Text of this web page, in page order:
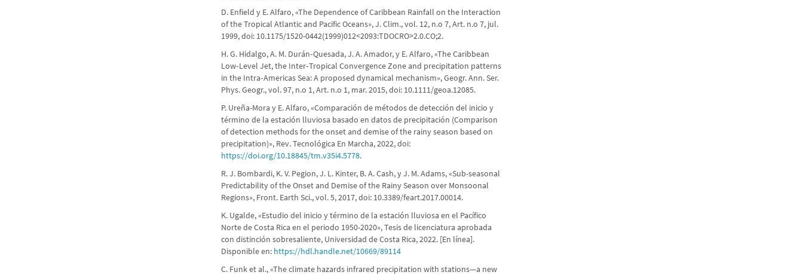
D. Enfield y E. Alfaro, «The Dependence of Caribbean Rainfall on the Interaction
of the Tropical Atlantic and Pacific Oceans», J. Clim., vol. 12, n.o 7, Art. n.o 7, jul.
1999, doi: 10.1175/1520-0442(1999)012<2093:TDOCRO>2.0.CO;2.
H. G. Hidalgo, A. M. Durán‐Quesada, J. A. Amador, y E. Alfaro, «The Caribbean
Low‐Level Jet, the Inter‐Tropical Convergence Zone and precipitation patterns
in the Intra‐Americas Sea: A proposed dynamical mechanism», Geogr. Ann. Ser.
Phys. Geogr., vol. 97, n.o 1, Art. n.o 1, mar. 2015, doi: 10.1111/geoa.12085.
P. Ureña-Mora y E. Alfaro, «Comparación de métodos de detección del inicio y
término de la estación lluviosa basado en datos de precipitación (Comparison
of detection methods for the onset and demise of the rainy season based on
precipitation)», Rev. Tecnológica En Marcha, 2022, doi:
https://doi.org/10.18845/tm.v35i4.5778.
R. J. Bombardi, K. V. Pegion, J. L. Kinter, B. A. Cash, y J. M. Adams, «Sub-seasonal
Predictability of the Onset and Demise of the Rainy Season over Monsoonal
Regions», Front. Earth Sci., vol. 5, 2017, doi: 10.3389/feart.2017.00014.
K. Ugalde, «Estudio del inicio y término de la estación lluviosa en el Pacífico
Norte de Costa Rica en el periodo 1950-2020», Tesis de licenciatura aprobada
con distinción sobresaliente, Universidad de Costa Rica, 2022. [En línea].
Disponible en: https://hdl.handle.net/10669/89114
C. Funk et al., «The climate hazards infrared precipitation with stations—a new